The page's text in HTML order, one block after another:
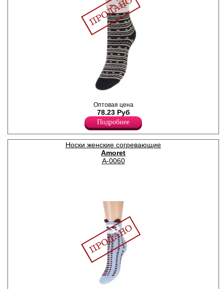
внутри, принтованные с
мягкой мордочкой и ушками
по вернему краю.
Лайкра 3%
Полиамид 12%
Хлопок 85%
Оптовая цена
78.23 Руб
Подробнее
Носки женские согревающие
Amoret
A-0060